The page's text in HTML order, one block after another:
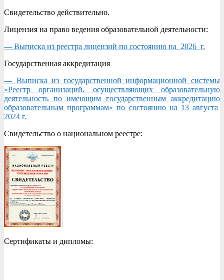
Свидетельство действительно.
Лицензия на право ведения образовательной деятельности:
— Выписка из реестра лицензий по состоянию на 2026 г.
Государственная аккредитация
— Выписка из государственной информационной системы
«Реестр организаций. осуществляющих образовательную
деятельность по имеющим государственным аккредитацию
образовательным программам» по состоянию на 13 августа
2024 г.
Свидетельство о национальном реестре:
Сертификаты и дипломы: